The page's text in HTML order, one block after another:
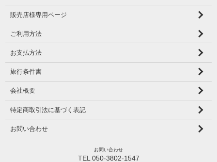
販売店様専用ページ
ご利用方法
お支払方法
旅行条件書
会社概要
特定商取引法に基づく表記
お問い合わせ
お問い合わせ
TEL 050-3802-1547